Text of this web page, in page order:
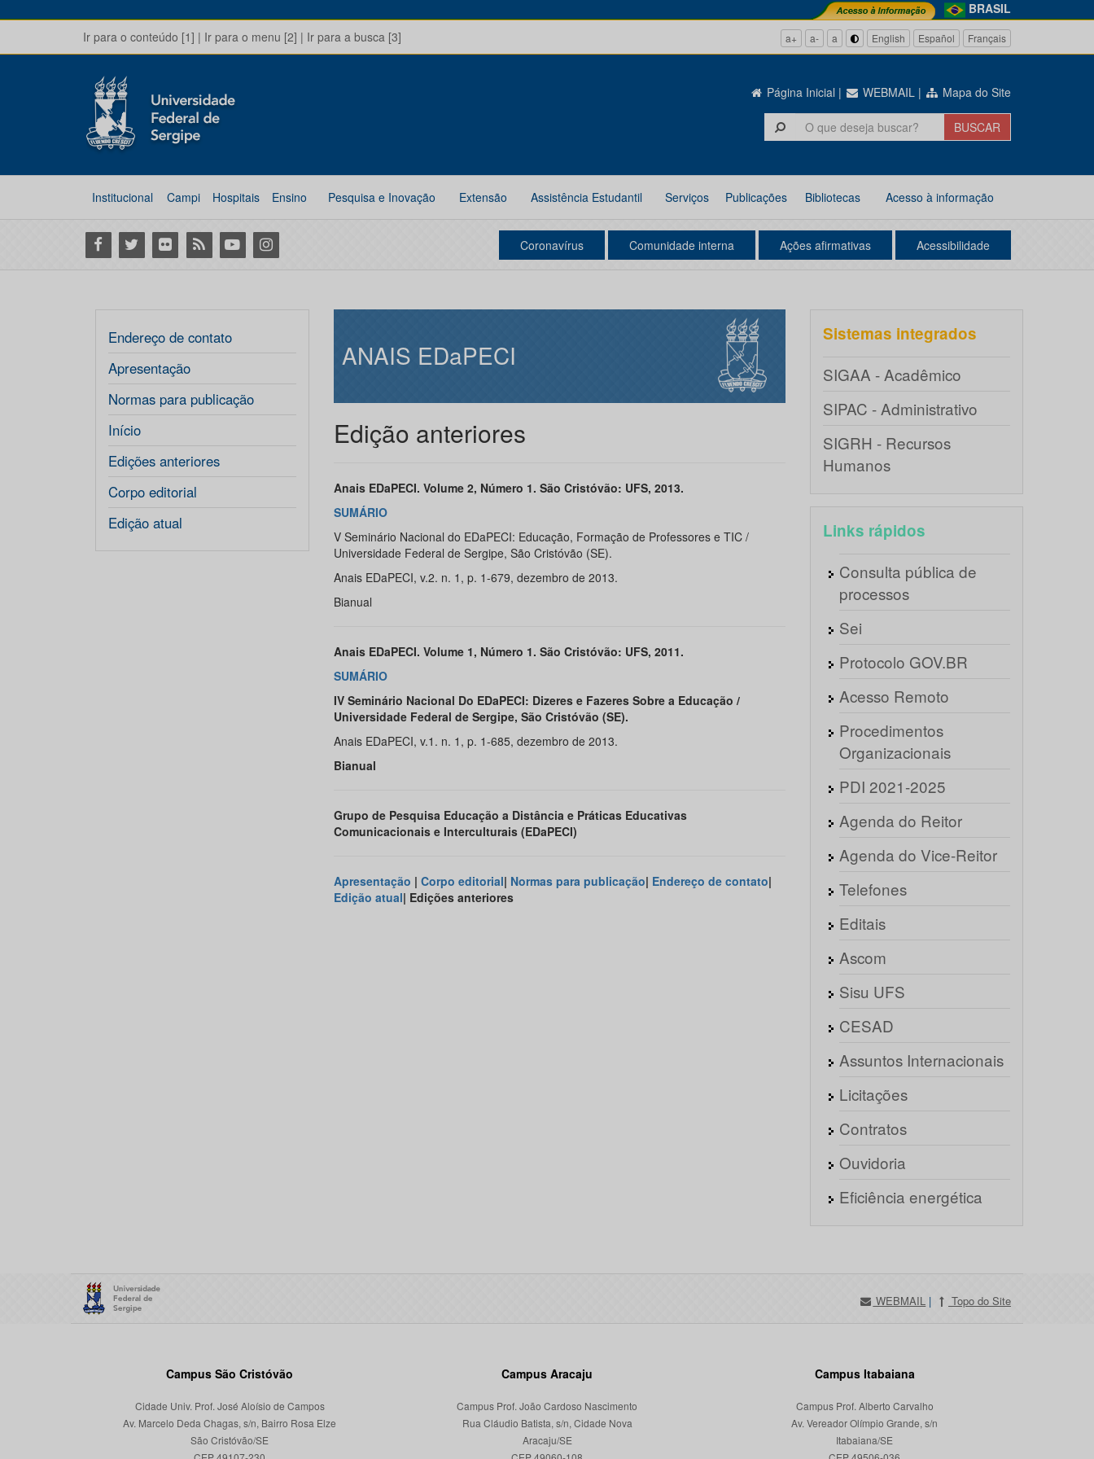
BRASIL
Ir para o conteúdo [1] | Ir para o menu [2] | Ir para a busca [3] a+ a- a English Español Français
Página Inicial | WEBMAIL | Mapa do Site
Institucional Campi Hospitais Ensino Pesquisa e Inovação Extensão Assistência Estudantil Serviços Publicações Bibliotecas Acesso à informação
Facebook
Twitter Flickr RSS YoutubeInstagram Coronavírus Comunidade interna Ações afirmativas Acessibilidade
Endereço de contato
Apresentação
Normas para publicação
Início
Edições anteriores
Corpo editorial
Edição atual
ANAIS EDaPECI
Edição anteriores
Anais EDaPECI. Volume 2, Número 1. São Cristóvão: UFS, 2013.
SUMÁRIO
V Seminário Nacional do EDaPECI: Educação, Formação de Professores e TIC /
Universidade Federal de Sergipe, São Cristóvão (SE).
Anais EDaPECI, v.2. n. 1, p. 1-679, dezembro de 2013.
Bianual
Anais EDaPECI. Volume 1, Número 1. São Cristóvão: UFS, 2011.
SUMÁRIO
IV Seminário Nacional Do EDaPECI: Dizeres e Fazeres Sobre a Educação /
Universidade Federal de Sergipe, São Cristóvão (SE).
Anais EDaPECI, v.1. n. 1, p. 1-685, dezembro de 2013.
Bianual
Grupo de Pesquisa Educação a Distância e Práticas Educativas
Comunicacionais e Interculturais (EDaPECI)
Apresentação | Corpo editorial| Normas para publicação| Endereço de contato|
Edição atual| Edições anteriores
Sistemas integrados
SIGAA - Acadêmico
SIPAC - Administrativo
SIGRH - Recursos
Humanos
Links rápidos
Consulta pública de
processos
Sei
Protocolo GOV.BR
Acesso Remoto
Procedimentos
Organizacionais
PDI 2021-2025
Agenda do Reitor
Agenda do Vice-Reitor
Telefones
Editais
Ascom
Sisu UFS
CESAD
Assuntos Internacionais
Licitações
Contratos
Ouvidoria
Eficiência energética
WEBMAIL | Topo do Site
Campus São Cristóvão
Cidade Univ. Prof. José Aloísio de Campos
Av. Marcelo Deda Chagas, s/n, Bairro Rosa Elze
São Cristóvão/SE
Campus Aracaju
Campus Prof. João Cardoso Nascimento
Rua Cláudio Batista, s/n, Cidade Nova
Aracaju/SE
Campus Itabaiana
Campus Prof. Alberto Carvalho
Av. Vereador Olímpio Grande, s/n
Itabaiana/SE